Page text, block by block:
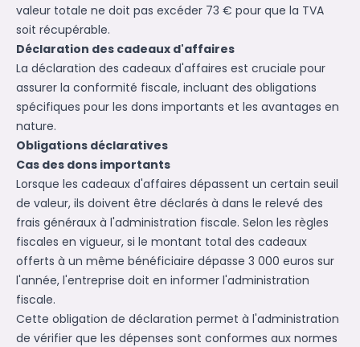
valeur totale ne doit pas excéder 73 € pour que la TVA
soit récupérable.
Déclaration des cadeaux d'affaires
La déclaration des cadeaux d'affaires est cruciale pour
assurer la conformité fiscale, incluant des obligations
spécifiques pour les dons importants et les avantages en
nature.
Obligations déclaratives
Cas des dons importants
Lorsque les cadeaux d'affaires dépassent un certain seuil
de valeur, ils doivent être déclarés à dans le relevé des
frais généraux à l'administration fiscale. Selon les règles
fiscales en vigueur, si le montant total des cadeaux
offerts à un même bénéficiaire dépasse 3 000 euros sur
l'année, l'entreprise doit en informer l'administration
fiscale.
Cette obligation de déclaration permet à l'administration
de vérifier que les dépenses sont conformes aux normes